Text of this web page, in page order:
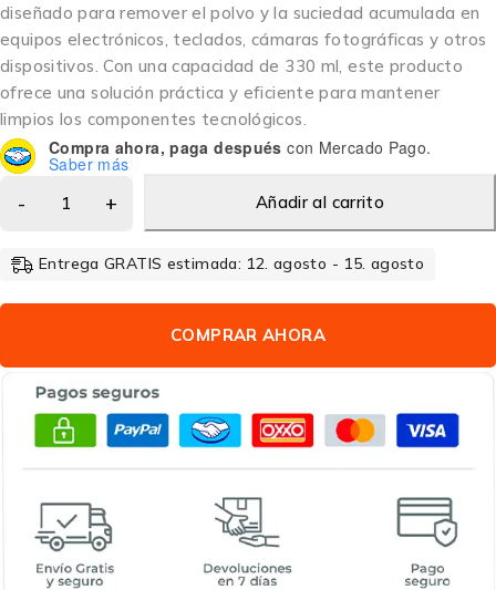
diseñado para remover el polvo y la suciedad acumulada en
equipos electrónicos, teclados, cámaras fotográficas y otros
dispositivos. Con una capacidad de 330 ml, este producto
ofrece una solución práctica y eficiente para mantener
limpios los componentes tecnológicos.
Compra ahora, paga después con Mercado Pago.
Saber más
Añadir al carrito
Entrega GRATIS estimada: 12. agosto - 15. agosto
COMPRAR AHORA